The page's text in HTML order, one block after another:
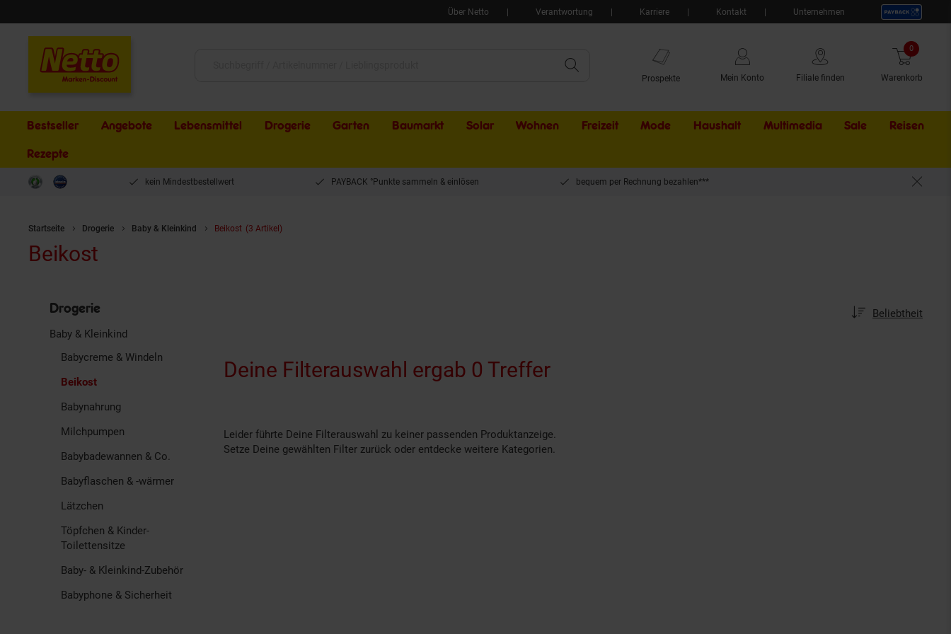
Über Netto Verantwortung Karriere Kontakt Unternehmen
Prospekte Mein Konto Filiale finden Warenkorb
0 Artikel
Bestseller Angebote Lebensmittel Drogerie Garten Baumarkt Solar Wohnen Freizeit Mode Haushalt Multimedia Sale Externer
Reisen
Rezepte
kein Mindestbestellwert PAYBACK °Punkte sammeln & einlösen bequem per Rechnung bezahlen***
Startseite Drogerie Baby & Kleinkind Beikost (3 Artikel)
Beikost
Drogerie
Baby & Kleinkind
Babycreme & Windeln
Beikost
Babynahrung
Milchpumpen
Babybadewannen & Co.
Babyflaschen & -wärmer
Lätzchen
Töpfchen & Kinder-
Toilettensitze
Baby- & Kleinkind-Zubehör
Babyphone & Sicherheit
SortierungSortierung:
Beliebtheit
Deine Filterauswahl ergab 0 Treffer
Leider führte Deine Filterauswahl zu keiner passenden Produktanzeige.
Setze Deine gewählten Filter zurück oder entdecke weitere Kategorien.